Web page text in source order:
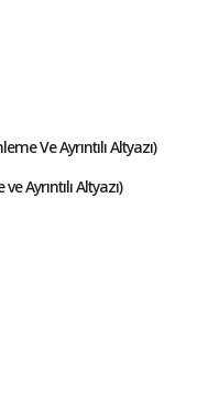
Ve Ayrıntılı Altyazı)
Ayrıntılı Altyazı)